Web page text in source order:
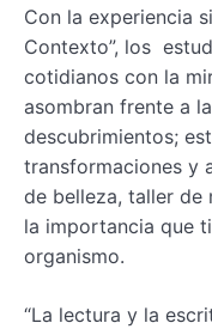
Con la experiencia
Contexto”, los
cotidianos con la
asombran frente a
descubrimientos;
transformaciones y
de belleza, taller
la importancia que
organismo.
“La lectura y la